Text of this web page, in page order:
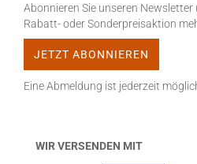
Abonnieren Sie unseren Newsletter
Rabatt- oder Sonderpreisaktion
Eine Abmeldung ist jederzeit
WIR VERSENDEN MIT